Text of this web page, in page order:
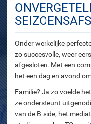
Onder werkelijke
zo succesvolle, weer
afgesloten. Met een
het een dag en avond
Familie? Ja zo voelde
ze ondersteunt
van de B-side, het